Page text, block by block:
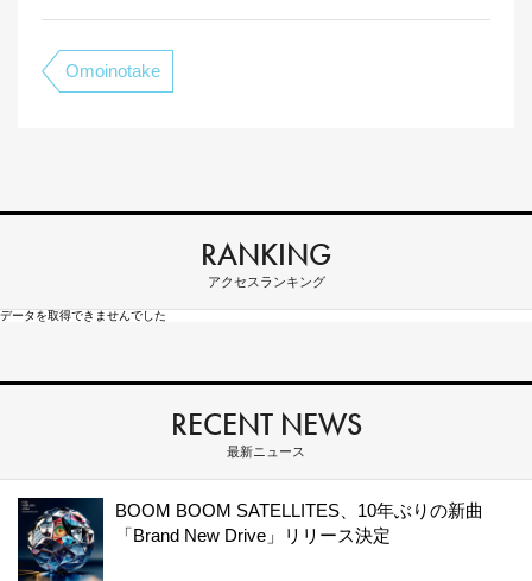
Omoinotake
RANKING
アクセスランキング
データを取得できませんでした
RECENT NEWS
最新ニュース
BOOM BOOM SATELLITES、10年ぶりの新曲
「Brand New Drive」リリース決定